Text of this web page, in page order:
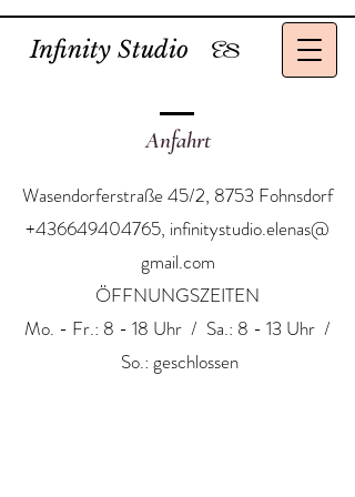
Infinity Studio ES
Anfahrt
Wasendorferstraße 45/2, 8753 Fohnsdorf
+436649404765, infinitystudio.elenas@
gmail.com
ÖFFNUNGSZEITEN
Mo. - Fr.: 8 - 18 Uhr / ​​Sa.: 8 - 13 Uhr /
So.: geschlossen